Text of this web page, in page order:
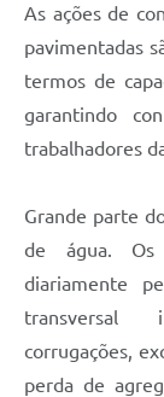
As ações de
pavimentadas
termos de
garantindo
trabalhadores
Grande parte
de água. Os
diariamente
transversal
corrugações,
perda de